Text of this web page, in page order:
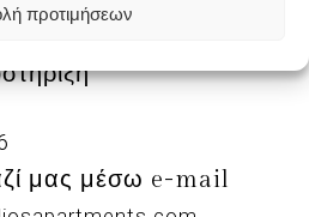
προτιμήσεων
μας μέσω e-mail